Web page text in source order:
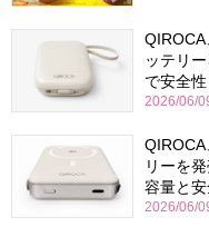
ッテリ
で安全
2026/06/
リーを
容量と
2026/06/